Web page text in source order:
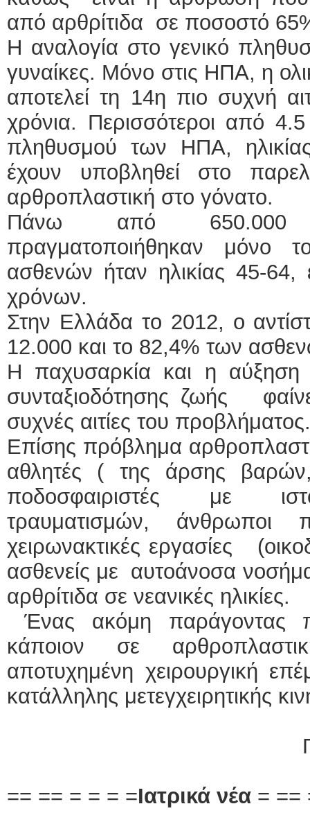
από αρθρίτιδα σε ποσοστό
Η αναλογία στο γενικό
γυναίκες. Μόνο στις ΗΠΑ, η
αποτελεί τη 14η πιο συχνή
χρόνια. Περισσότεροι από
πληθυσμού των ΗΠΑ,
έχουν υποβληθεί στο
αρθροπλαστική στο γόνατο.
Πάνω από 650.000
πραγματοποιήθηκαν
ασθενών ήταν ηλικίας 45-
χρόνων.
Στην Ελλάδα το 2012, ο
12.000 και το 82,4% των
Η παχυσαρκία και η
συνταξιοδότησης ζωής
συχνές αιτίες του προβλήματος.
Επίσης πρόβλημα
αθλητές ( της άρσης
ποδοσφαιριστές με
τραυματισμών,
χειρωνακτικές εργασίες
ασθενείς με αυτοάνοσα
αρθρίτιδα σε νεανικές ηλικίες.
Ένας ακόμη παράγοντας
κάποιον σε
αποτυχημένη χειρουργική
κατάλληλης μετεγχειρητικής
== == = = = =Ιατρικά νέα = ==